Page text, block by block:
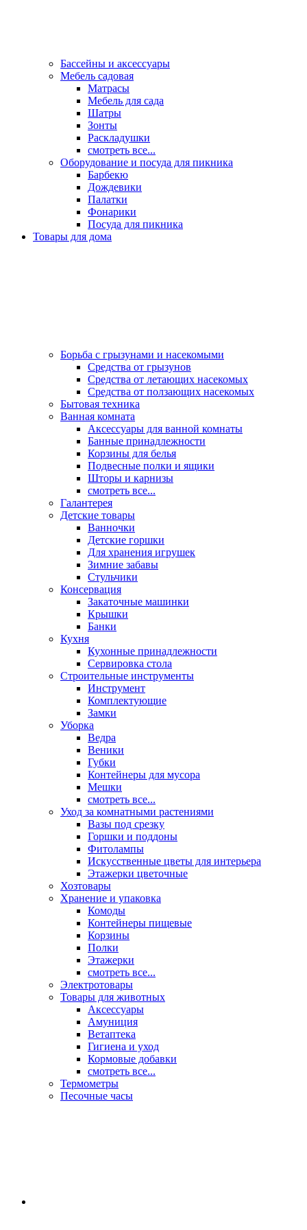
Бассейны и аксессуары
Мебель садовая
Матрасы
Мебель для сада
Шатры
Зонты
Раскладушки
смотреть все...
Оборудование и посуда для пикника
Барбекю
Дождевики
Палатки
Фонарики
Посуда для пикника
Товары для дома
Борьба с грызунами и насекомыми
Средства от грызунов
Средства от летающих насекомых
Средства от ползающих насекомых
Бытовая техника
Ванная комната
Аксессуары для ванной комнаты
Банные принадлежности
Корзины для белья
Подвесные полки и ящики
Шторы и карнизы
смотреть все...
Галантерея
Детские товары
Ванночки
Детские горшки
Для хранения игрушек
Зимние забавы
Стульчики
Консервация
Закаточные машинки
Крышки
Банки
Кухня
Кухонные принадлежности
Сервировка стола
Строительные инструменты
Инструмент
Комплектующие
Замки
Уборка
Ведра
Веники
Губки
Контейнеры для мусора
Мешки
смотреть все...
Уход за комнатными растениями
Вазы под срезку
Горшки и поддоны
Фитолампы
Искусственные цветы для интерьера
Этажерки цветочные
Хозтовары
Хранение и упаковка
Комоды
Контейнеры пищевые
Корзины
Полки
Этажерки
смотреть все...
Электротовары
Товары для животных
Аксессуары
Амуниция
Ветаптека
Гигиена и уход
Кормовые добавки
смотреть все...
Термометры
Песочные часы